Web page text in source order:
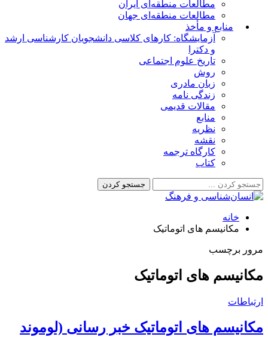
مطالعات منطقه‌ای ایران
مطالعات منطقه‌ای جهان
منابع و مأخذ
آزمایشگاه: کارهای کلاسی دانشجویان کارشناسی ارشد
و دکترا
تاریخ علوم اجتماعی
روش
زبان مادری
زندگی نامه
مقالات قدیمی
منابع
نظریه
نقشه
کارگاه ترجمه
کتاب
خانه
مکانیسم های اتوماتیک
مرور برچسب
مکانیسم های اتوماتیک
ارتباطات
مکانیسم های اتوماتیک خبر رسانی (لوموند